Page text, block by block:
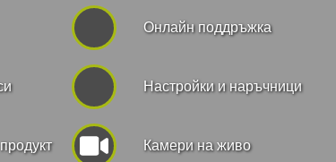
Онлайн поддръжка
Hастройки и наръчници
Камери на живо